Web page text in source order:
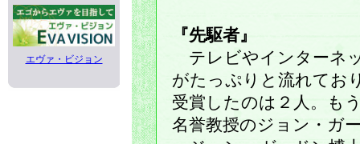
エヴァ・ビジョン
『先駆者』
テレビやインターネ
がたっぷりと流れてお
受賞したのは２人。も
名誉教授のジョン・ガ